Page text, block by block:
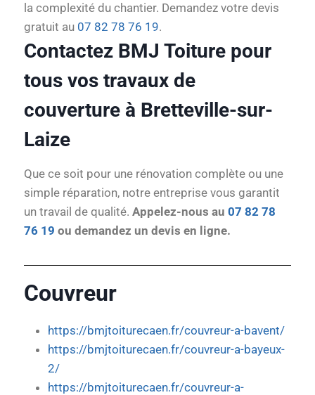
la complexité du chantier. Demandez votre devis
gratuit au 07 82 78 76 19.
Contactez BMJ Toiture pour
tous vos travaux de
couverture à Bretteville-sur-
Laize
Que ce soit pour une rénovation complète ou une
simple réparation, notre entreprise vous garantit
un travail de qualité. Appelez-nous au 07 82 78
76 19 ou demandez un devis en ligne.
Couvreur
https://bmjtoiturecaen.fr/couvreur-a-bavent/
https://bmjtoiturecaen.fr/couvreur-a-bayeux-
2/
https://bmjtoiturecaen.fr/couvreur-a-